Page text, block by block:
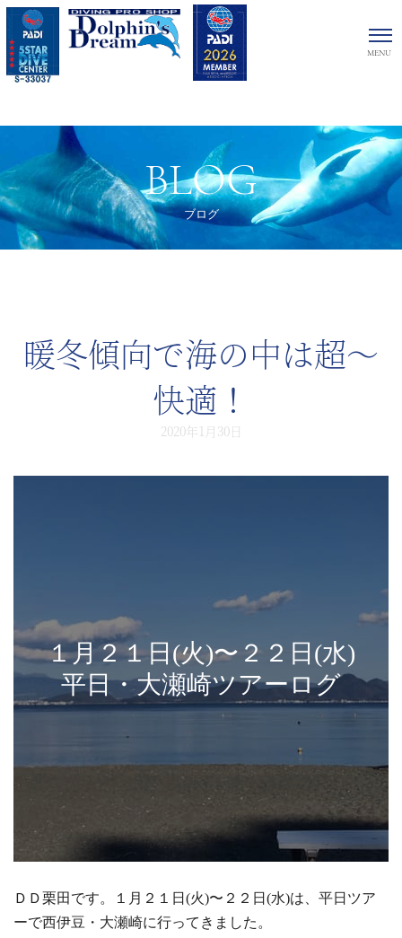
BLOG
ブログ
暖冬傾向で海の中は超〜
快適！
2020年1月30日
１月２１日(火)〜２２日(水)
平日・大瀬崎ツアーログ
ＤＤ栗田です。１月２１日(火)〜２２日(水)は、平日ツア
ーで西伊豆・大瀬崎に行ってきました。